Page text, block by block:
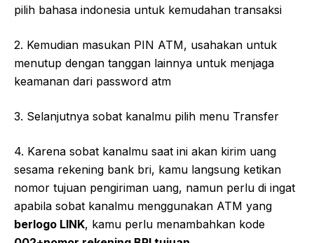
pilih bahasa indonesia untuk kemudahan transaksi
2. Kemudian masukan PIN ATM, usahakan untuk
menutup dengan tanggan lainnya untuk menjaga
keamanan dari password atm
3. Selanjutnya sobat kanalmu pilih menu Transfer
4. Karena sobat kanalmu saat ini akan kirim uang
sesama rekening bank bri, kamu langsung ketikan
nomor tujuan pengiriman uang, namun perlu di ingat
apabila sobat kanalmu menggunakan ATM yang
berlogo LINK, kamu perlu menambahkan kode